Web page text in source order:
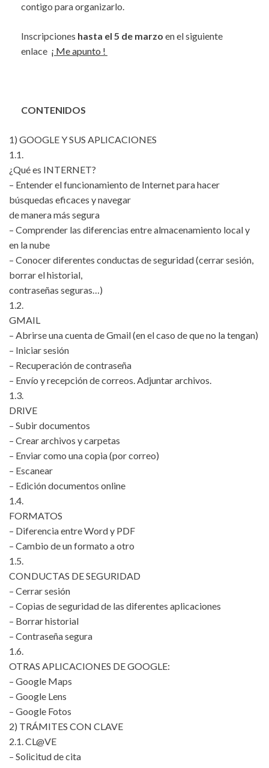
contigo para organizarlo.
Inscripciones hasta el 5 de marzo en el siguiente
enlace ¡ Me apunto !
CONTENIDOS
1) GOOGLE Y SUS APLICACIONES
1.1.
¿Qué es INTERNET?
– Entender el funcionamiento de Internet para hacer
búsquedas eficaces y navegar
de manera más segura
– Comprender las diferencias entre almacenamiento local y
en la nube
– Conocer diferentes conductas de seguridad (cerrar sesión,
borrar el historial,
contraseñas seguras…)
1.2.
GMAIL
– Abrirse una cuenta de Gmail (en el caso de que no la tengan)
– Iniciar sesión
– Recuperación de contraseña
– Envío y recepción de correos. Adjuntar archivos.
1.3.
DRIVE
– Subir documentos
– Crear archivos y carpetas
– Enviar como una copia (por correo)
– Escanear
– Edición documentos online
1.4.
FORMATOS
– Diferencia entre Word y PDF
– Cambio de un formato a otro
1.5.
CONDUCTAS DE SEGURIDAD
– Cerrar sesión
– Copias de seguridad de las diferentes aplicaciones
– Borrar historial
– Contraseña segura
1.6.
OTRAS APLICACIONES DE GOOGLE:
– Google Maps
– Google Lens
– Google Fotos
2) TRÁMITES CON CLAVE
2.1. CL@VE
– Solicitud de cita